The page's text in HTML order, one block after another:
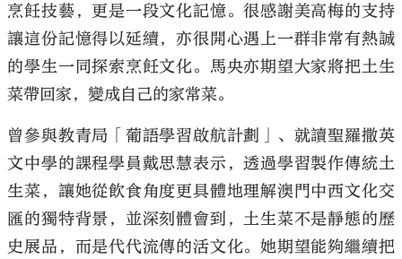
烹飪技藝，更是一段文化記憶。很感謝美高梅的支持
讓這份記憶得以延續，亦很開心遇上一群非常有熱誠
的學生一同探索烹飪文化。馬央亦期望大家將把土生
菜帶回家，變成自己的家常菜。
曾參與教青局「葡語學習啟航計劃」、就讀聖羅撒英
文中學的課程學員戴思慧表示，透過學習製作傳統土
生菜，讓她從飲食角度更具體地理解澳門中西文化交
匯的獨特背景，並深刻體會到，土生菜不是靜態的歷
史展品，而是代代流傳的活文化。她期望能夠繼續把